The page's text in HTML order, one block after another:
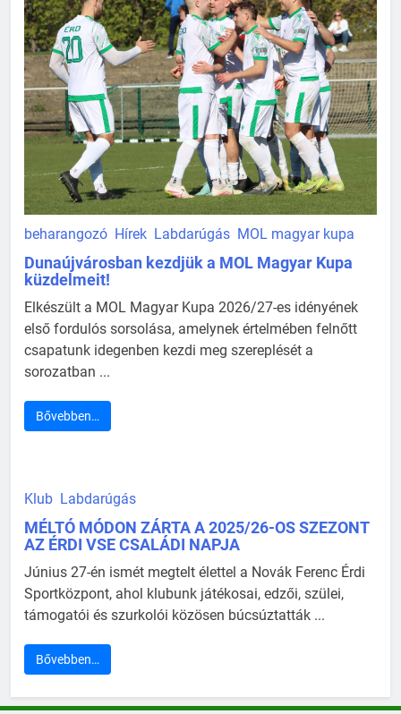
beharangozó Hírek Labdarúgás MOL magyar kupa
Dunaújvárosban kezdjük a MOL Magyar Kupa
küzdelmeit!
Elkészült a MOL Magyar Kupa 2026/27-es idényének
első fordulós sorsolása, amelynek értelmében felnőtt
csapatunk idegenben kezdi meg szereplését a
sorozatban ...
Bővebben…
Klub Labdarúgás
MÉLTÓ MÓDON ZÁRTA A 2025/26-OS SZEZONT
AZ ÉRDI VSE CSALÁDI NAPJA
Június 27-én ismét megtelt élettel a Novák Ferenc Érdi
Sportközpont, ahol klubunk játékosai, edzői, szülei,
támogatói és szurkolói közösen búcsúztatták ...
Bővebben…